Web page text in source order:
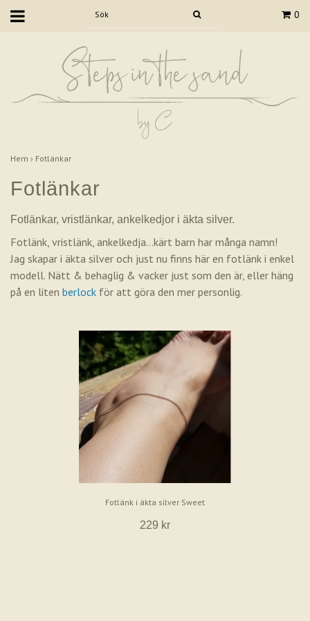
0
Hem › Fotlänkar
Fotlänkar
Fotlänkar, vristlänkar, ankelkedjor i äkta silver.
Fotlänk, vristlänk, ankelkedja...kärt barn har många namn!
Jag skapar i äkta silver och just nu finns här en fotlänk i enkel
modell. Nätt & behaglig & vacker just som den är, eller häng
på en liten berlock för att göra den mer personlig.
Fotlänk i äkta silver Sweet
229 kr